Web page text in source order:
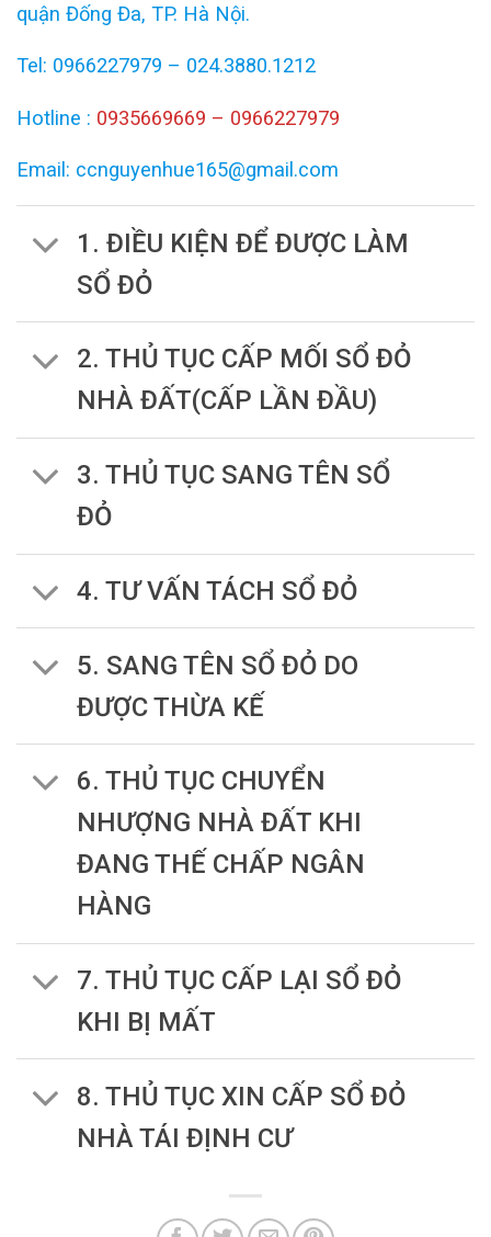
quận Đống Đa, TP. Hà Nội.
Tel: 0966227979 – 024.3880.1212
Hotline : 0935669669 – 0966227979
Email: ccnguyenhue165@gmail.com
1. ĐIỀU KIỆN ĐỂ ĐƯỢC LÀM
SỔ ĐỎ
2. THỦ TỤC CẤP MỐI SỔ ĐỎ
NHÀ ĐẤT(CẤP LẦN ĐẦU)
3. THỦ TỤC SANG TÊN SỔ
ĐỎ
4. TƯ VẤN TÁCH SỔ ĐỎ
5. SANG TÊN SỔ ĐỎ DO
ĐƯỢC THỪA KẾ
6. THỦ TỤC CHUYỂN
NHƯỢNG NHÀ ĐẤT KHI
ĐANG THẾ CHẤP NGÂN
HÀNG
7. THỦ TỤC CẤP LẠI SỔ ĐỎ
KHI BỊ MẤT
8. THỦ TỤC XIN CẤP SỔ ĐỎ
NHÀ TÁI ĐỊNH CƯ